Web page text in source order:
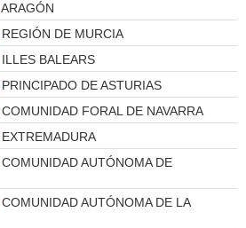
ARAGÓN
REGIÓN DE MURCIA
ILLES BALEARS
PRINCIPADO DE ASTURIAS
COMUNIDAD FORAL DE NAVARRA
EXTREMADURA
COMUNIDAD AUTÓNOMA DE
COMUNIDAD AUTÓNOMA DE LA